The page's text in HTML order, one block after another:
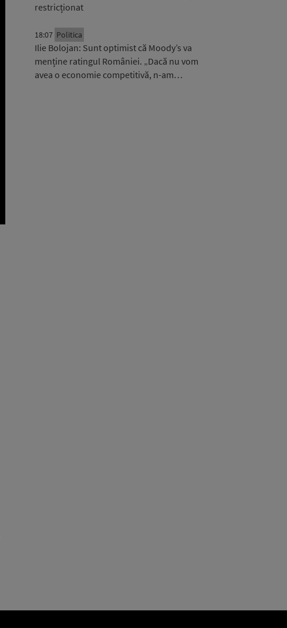
restricționat
18:07 Politica
Ilie Bolojan: Sunt optimist că Moody’s va
menține ratingul României. „Dacă nu vom
avea o economie competitivă, n-am…